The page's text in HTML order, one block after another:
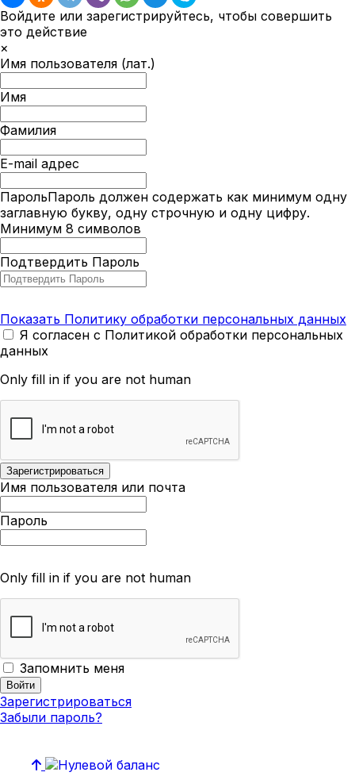
Войдите или зарегистрируйтесь, чтобы совершить
это действие
×
Имя пользователя (лат.)
Имя
Фамилия
E-mail адрес
ПарольПароль должен содержать как минимум одну
заглавную букву, одну строчную и одну цифру.
Минимум 8 символов
Подтвердить Пароль
Показать Политику обработки персональных данных
Я согласен с Политикой обработки персональных
данных
Only fill in if you are not human
Имя пользователя или почта
Пароль
Only fill in if you are not human
Запомнить меня
Зарегистрироваться
Забыли пароль?